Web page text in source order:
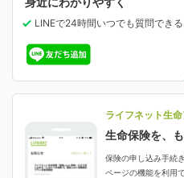
ライフネット生命の特長
ライフネット生命が選ばれる
評判・口コミ
ご契約者さまに聞きました！
申し込みガイド
就業不能保険
就業不能状態に備える
認知症・MCIに備える
中断したお申し込みの再開
お申し込み後の状況確認
減額・解約・追加契約の
ご契約者さま向け各種お手続
保険金・給付金のご請求
保険金等の支払状況
採用情報
生命保険マニフェスト
よくあるご質問
資料請求
LINEで24時間いつでも質問できる
ライフネット生命
生命保険を、
保険の申し込み手続
ページの機能を利用